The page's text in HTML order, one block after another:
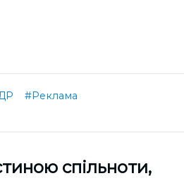
#Реклама
спільноти,